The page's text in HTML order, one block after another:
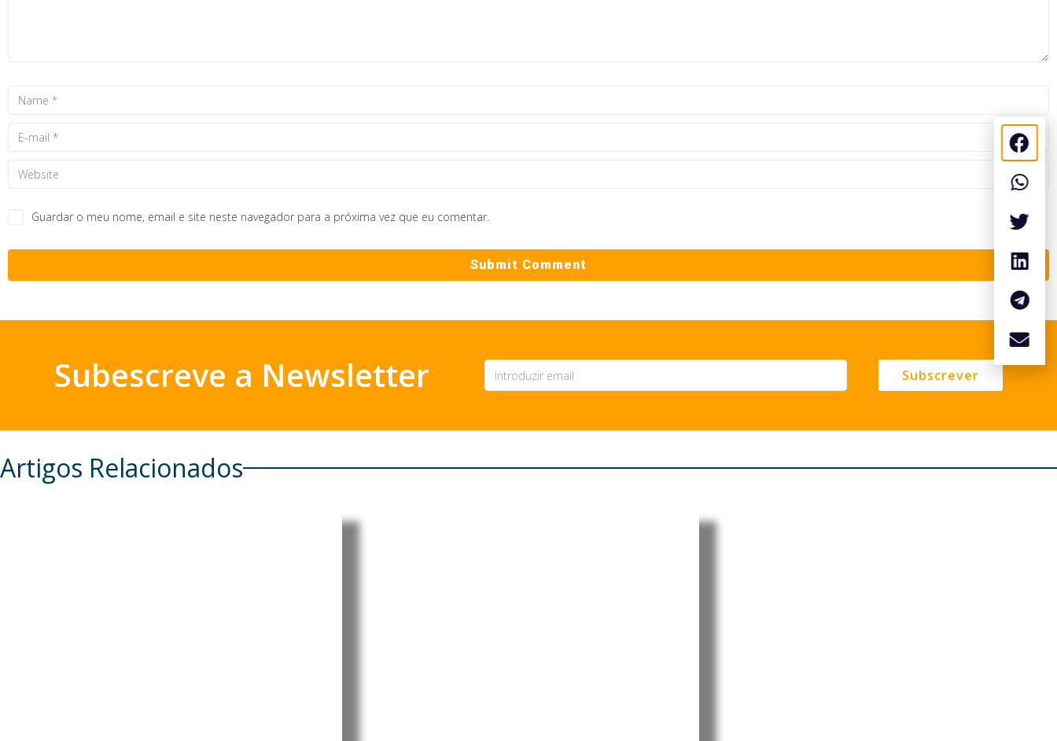
Guardar o meu nome, email e site neste navegador para a próxima vez que eu comentar.
Subescreve a Newsletter Subscrever
Artigos Relacionados